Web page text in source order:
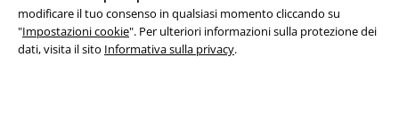
modificare il tuo consenso in qualsiasi momento cliccando su
"Impostazioni cookie". Per ulteriori informazioni sulla protezione dei
dati, visita il sito Informativa sulla privacy.
Smaltimento rifiuti e protezione dell’ambiente